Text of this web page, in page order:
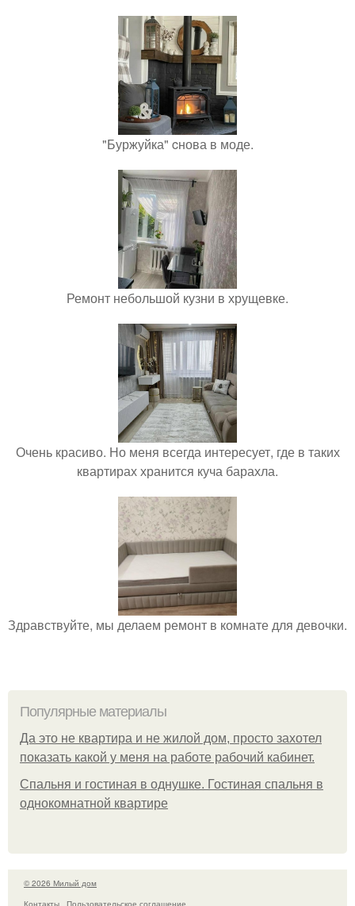
"Буржуйка" cнова в моде.
Ремонт небольшой кузни в хрущевке.
Очень красиво. Но меня всегда интересует, где в таких
квартирах хранится куча барахла.
Здравствуйте, мы делаем ремонт в комнате для девочки.
Популярные материалы
Да это не квартира и не жилой дом, просто захотел
показать какой у меня на работе рабочий кабинет.
Спальня и гостиная в однушке. Гостиная спальня в
однокомнатной квартире
© 2026 Милый дом